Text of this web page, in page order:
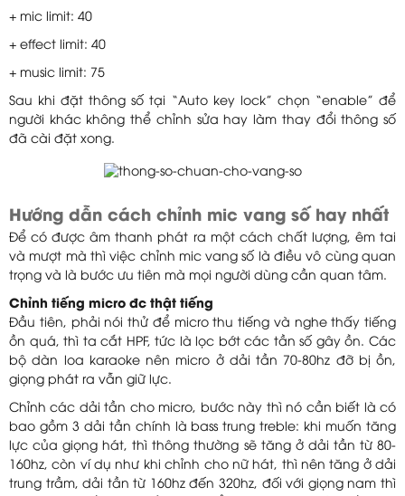
+ mic limit: 40
+ effect limit: 40
+ music limit: 75
Sau khi đặt thông số tại “Auto key lock” chọn “enable” để
người khác không thể chỉnh sửa hay làm thay đổi thông số
đã cài đặt xong.
Hướng dẫn cách chỉnh mic vang số hay nhất
Để có được âm thanh phát ra một cách chất lượng, êm tai
và mượt mà thì việc chỉnh mic vang số là điều vô cùng quan
trọng và là bước ưu tiên mà mọi người dùng cần quan tâm.
Chỉnh tiếng micro đc thật tiếng
Đầu tiên, phải nói thử để micro thu tiếng và nghe thấy tiếng
ồn quá, thì ta cắt HPF, tức là lọc bớt các tần số gây ồn. Các
bộ dàn loa karaoke nên micro ở dải tần 70-80hz đỡ bị ồn,
giọng phát ra vẫn giữ lực.
Chỉnh các dải tần cho micro, bước này thì nó cần biết là có
bao gồm 3 dải tần chính là bass trung treble: khi muốn tăng
lực của giọng hát, thì thông thường sẽ tăng ở dải tần từ 80-
160hz, còn ví dụ như khi chỉnh cho nữ hát, thì nên tăng ở dải
trung trầm, dải tần từ 160hz đến 320hz, đối với giọng nam thì